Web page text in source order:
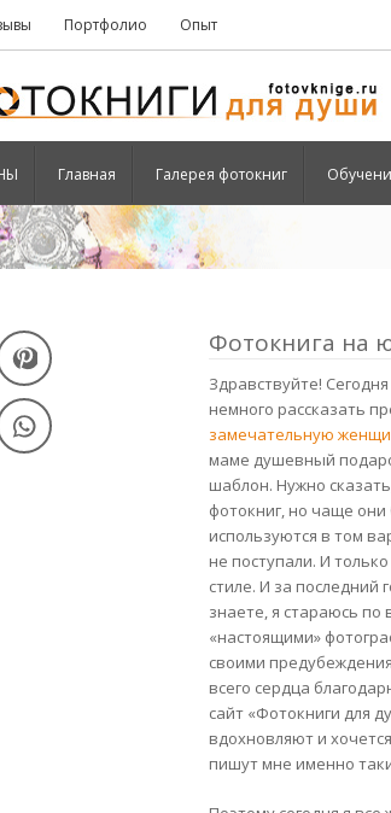
Портфолио Опыт
Главная Галерея фотокниг
Фотокнига на
Здравствуйте!
немного рассказать
замечательную
маме душевный
шаблон. Нужно
фотокниг, но чаще
используются в том
не поступали. И
стиле. И за последний
знаете, я стараюсь
«настоящими»
своими
всего сердца
сайт «Фотокниги для
вдохновляют и
пишут мне именно